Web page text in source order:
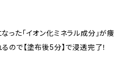
った「イオン化ミネラル成分」が痩
ので【塗布後5分】で浸透完了！